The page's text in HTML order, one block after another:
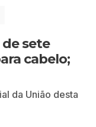
sete
cabelo;
da União desta